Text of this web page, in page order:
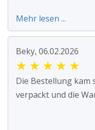
Mehr lesen ...
Beky, 06.02.2026
★ ★ ★ ★ ★
Die Bestellung kam
verpackt und die